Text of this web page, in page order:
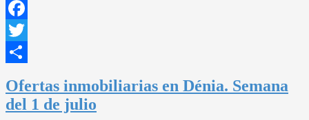
Facebook
Twitter
Ofertas inmobiliarias en Dénia. Semana
del 1 de julio